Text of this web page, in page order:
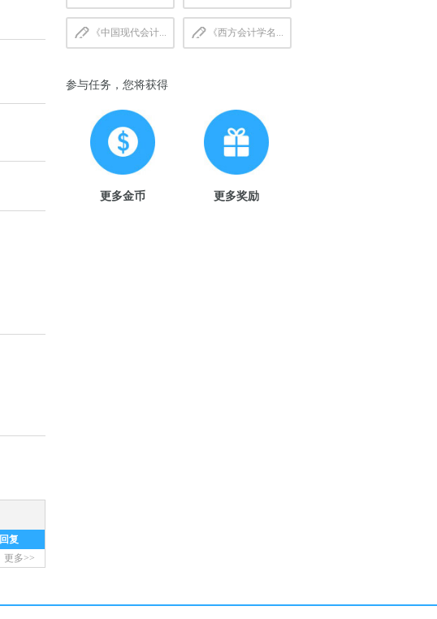
回复
更多>>
《中国现代会计... 《西方会计学名...
参与任务，您将获得
更多金币 更多奖励